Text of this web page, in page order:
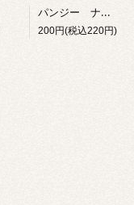
パンジー ナチュレフローラルデイズ クールサマーブリーズ
200円(税込220円)